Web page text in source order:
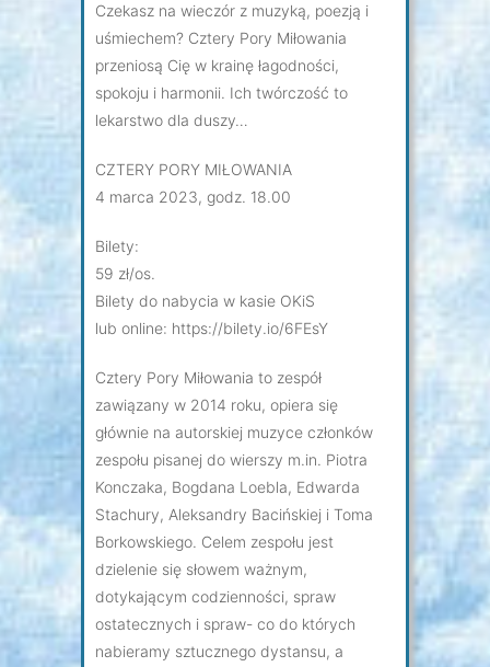
Czekasz na wieczór z muzyką, poezją i
uśmiechem? Cztery Pory Miłowania
przeniosą Cię w krainę łagodności,
spokoju i harmonii. Ich twórczość to
lekarstwo dla duszy…
CZTERY PORY MIŁOWANIA
4 marca 2023, godz. 18.00
Bilety:
59 zł/os.
Bilety do nabycia w kasie OKiS
lub online: https://bilety.io/6FEsY
Cztery Pory Miłowania to zespół
zawiązany w 2014 roku, opiera się
głównie na autorskiej muzyce członków
zespołu pisanej do wierszy m.in. Piotra
Konczaka, Bogdana Loebla, Edwarda
Stachury, Aleksandry Bacińskiej i Toma
Borkowskiego. Celem zespołu jest
dzielenie się słowem ważnym,
dotykającym codzienności, spraw
ostatecznych i spraw- co do których
nabieramy sztucznego dystansu, a